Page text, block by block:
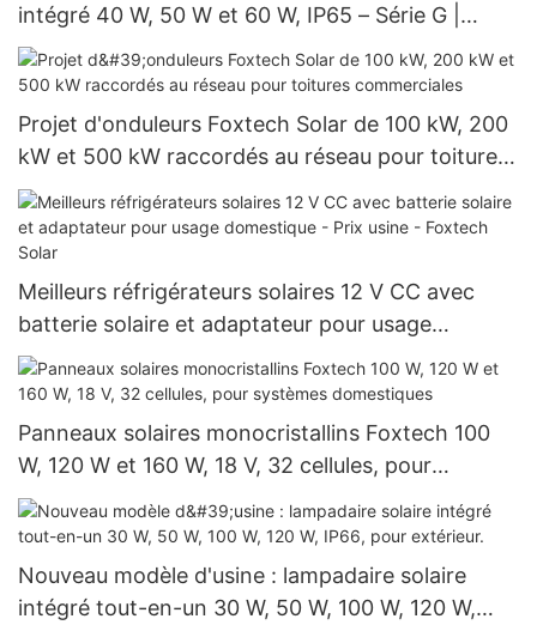
intégré 40 W, 50 W et 60 W, IP65 – Série G |
Foxtech Solar
Projet d'onduleurs Foxtech Solar de 100 kW, 200
kW et 500 kW raccordés au réseau pour toitures
commerciales
Meilleurs réfrigérateurs solaires 12 V CC avec
batterie solaire et adaptateur pour usage
domestique - Prix usine - Foxtech Solar
Panneaux solaires monocristallins Foxtech 100
W, 120 W et 160 W, 18 V, 32 cellules, pour
systèmes domestiques
Nouveau modèle d'usine : lampadaire solaire
intégré tout-en-un 30 W, 50 W, 100 W, 120 W,